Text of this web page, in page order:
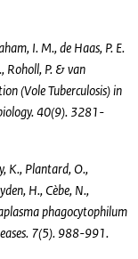
I. M., de Haas, P. E.
Roholl, P. & van
(Vole Tuberculosis) in
40(9). 3281-
K., Plantard, O.,
H., Cèbe, N.,
phagocytophilum
7(5). 988-991.